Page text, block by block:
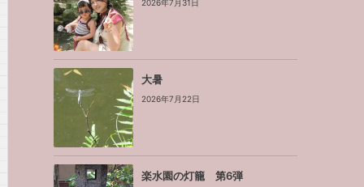
2026年7月31日
大暑
2026年7月22日
楽水園の灯籠 第6弾